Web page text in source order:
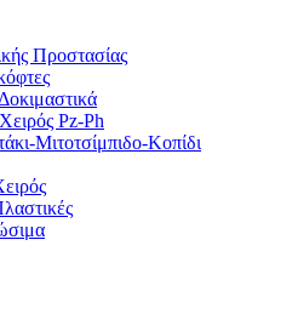
Προστασίας
Pz-Ph
Μιτοτσίμπιδο-Κοπίδι